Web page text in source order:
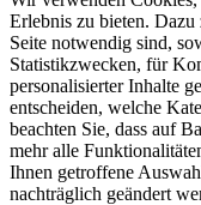
Erlebnis zu bieten.
Seite notwendig sind,
Statistikzwecken, für
personalisierter Inhalte
entscheiden, welche
beachten Sie, dass auf
mehr alle
Ihnen getroffene
nachträglich geändert